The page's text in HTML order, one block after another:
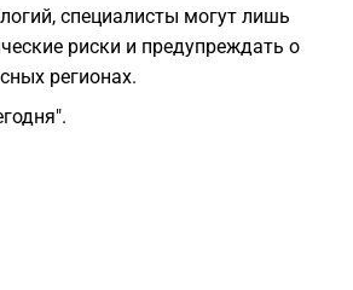
специалисты могут лишь
риски и предупреждать о
регионах.